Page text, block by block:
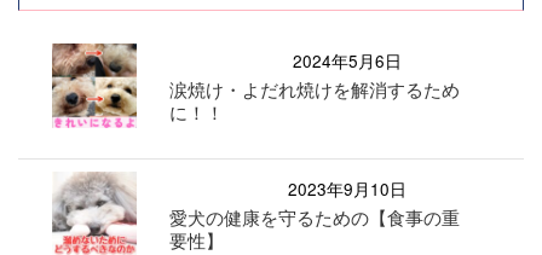
2024年5月6日
涙焼け・よだれ焼けを解消するため
に！！
2023年9月10日
愛犬の健康を守るための【食事の重
要性】